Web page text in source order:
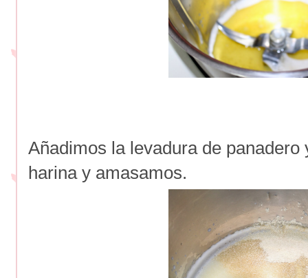
Añadimos la levadura de
harina y amasamos.